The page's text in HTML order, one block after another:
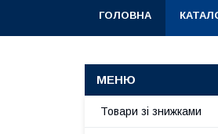
ГОЛОВНА
Товари зі знижками